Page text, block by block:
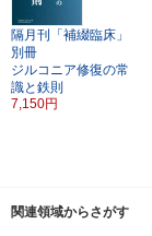
隔月刊「補綴臨床」
別冊
ジルコニア修復の常
識と鉄則
7,150円
関連領域からさがす